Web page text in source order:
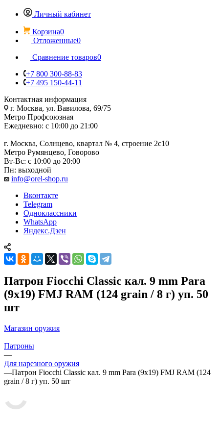
Личный кабинет
Корзина0
Отложенные0
Сравнение товаров0
+7 800 300-88-83
+7 495 150-44-11
Контактная информация
г. Москва, ул. Вавилова, 69/75
Метро Профсоюзная
Ежедневно: с 10:00 до 21:00
г. Москва, Солнцево, квартал № 4, строение 2с10
Метро Румянцево, Говорово
Вт-Вс: с 10:00 до 20:00
Пн: выходной
info@orel-shop.ru
Вконтакте
Telegram
Одноклассники
WhatsApp
Яндекс.Дзен
Патрон Fiocchi Classic кал. 9 mm Para
(9x19) FMJ RAM (124 grain / 8 г) уп. 50
шт
Магазин оружия
—
Патроны
—
Для нарезного оружия
—Патрон Fiocchi Classic кал. 9 mm Para (9x19) FMJ RAM (124
grain / 8 г) уп. 50 шт